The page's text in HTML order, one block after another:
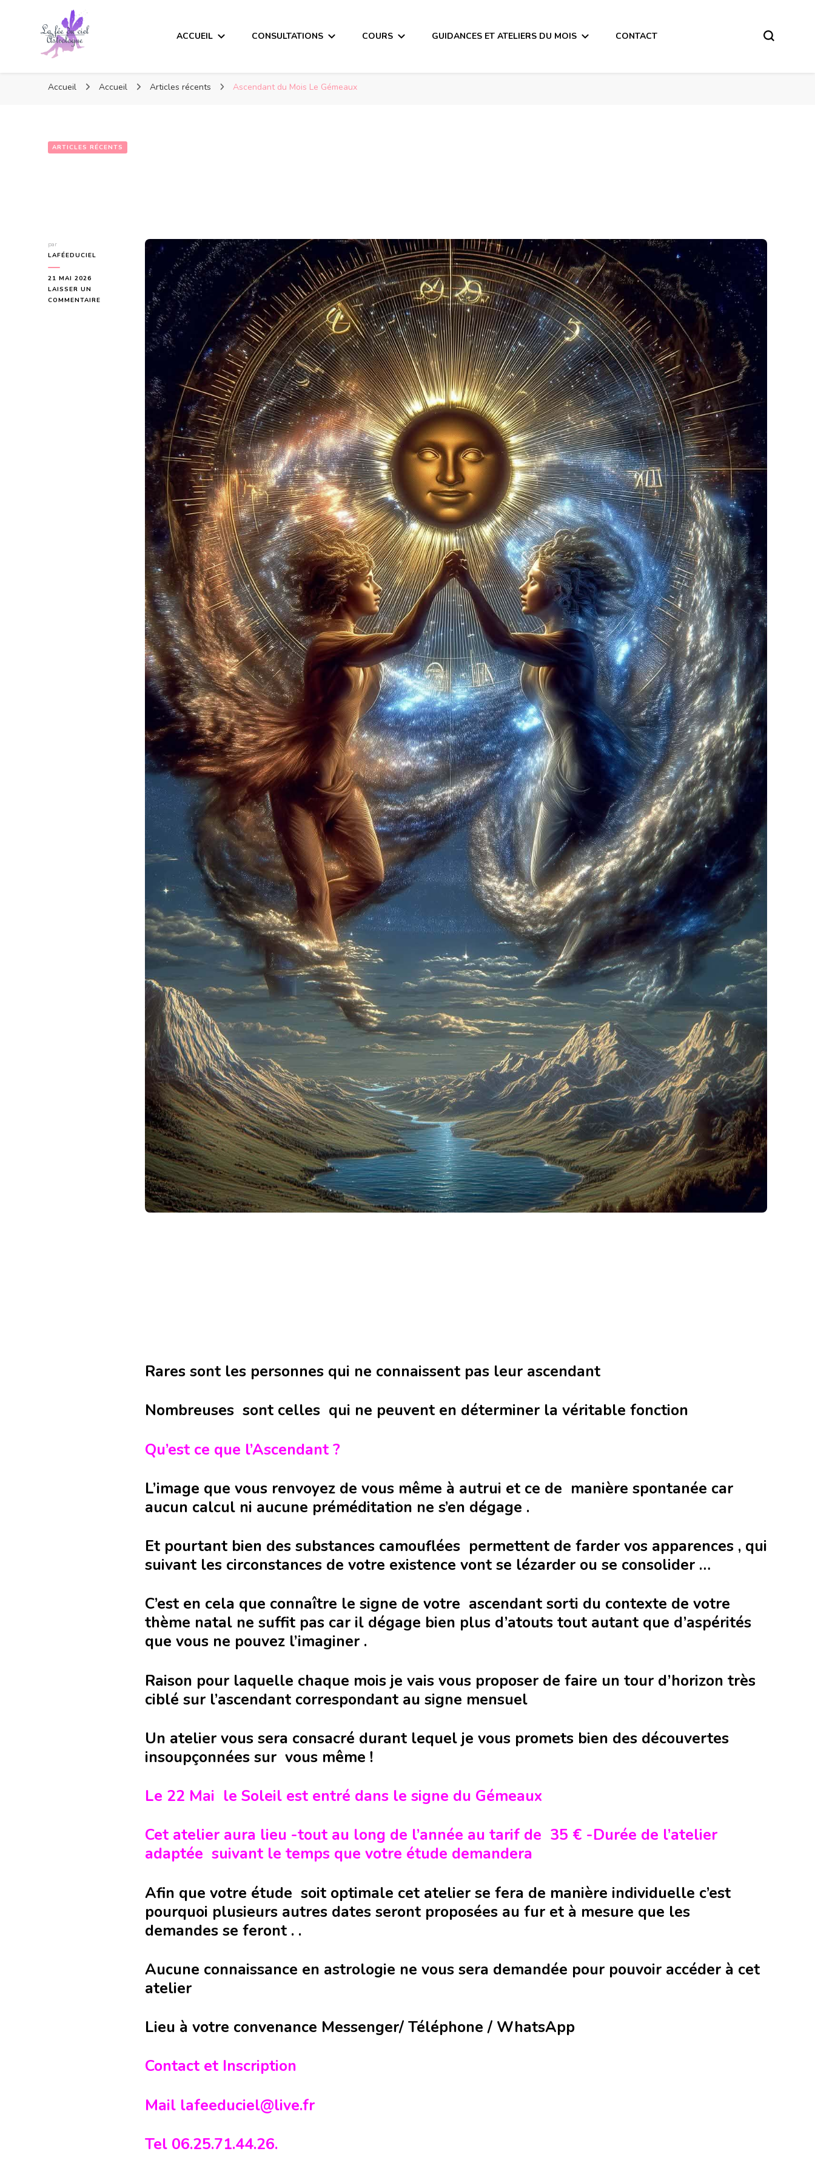
ACCUEIL CONSULTATIONS COURS GUIDANCES ET ATELIERS DU MOIS CONTACT
Accueil Accueil Articles récents Ascendant du Mois Le Gémeaux
ARTICLES RÉCENTS
par
LAFÉEDUCIEL
21 MAI 2026
LAISSER UN
COMMENTAIRE
Rares sont les personnes qui ne connaissent pas leur ascendant
Nombreuses sont celles qui ne peuvent en déterminer la véritable fonction
Qu’est ce que l’Ascendant ?
L’image que vous renvoyez de vous même à autrui et ce de manière spontanée car
aucun calcul ni aucune préméditation ne s’en dégage .
Et pourtant bien des substances camouflées permettent de farder vos apparences , qui
suivant les circonstances de votre existence vont se lézarder ou se consolider …
C’est en cela que connaître le signe de votre ascendant sorti du contexte de votre
thème natal ne suffit pas car il dégage bien plus d’atouts tout autant que d’aspérités
que vous ne pouvez l’imaginer .
Raison pour laquelle chaque mois je vais vous proposer de faire un tour d’horizon très
ciblé sur l’ascendant correspondant au signe mensuel
Un atelier vous sera consacré durant lequel je vous promets bien des découvertes
insoupçonnées sur vous même !
Le 22 Mai le Soleil est entré dans le signe du Gémeaux
Cet atelier aura lieu -tout au long de l’année au tarif de 35 € -Durée de l’atelier
adaptée suivant le temps que votre étude demandera
Afin que votre étude soit optimale cet atelier se fera de manière individuelle c’est
pourquoi plusieurs autres dates seront proposées au fur et à mesure que les
demandes se feront . .
Aucune connaissance en astrologie ne vous sera demandée pour pouvoir accéder à cet
atelier
Lieu à votre convenance Messenger/ Téléphone / WhatsApp
Contact et Inscription
Mail lafeeduciel@live.fr
Tel 06.25.71.44.26.